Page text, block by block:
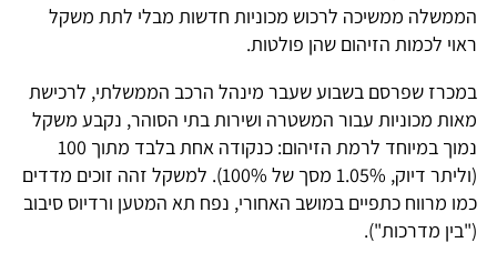
הממשלה ממשיכה לרכוש מכוניות חדשות מבלי לתת משקל
ראוי לכמות הזיהום שהן פולטות.
במכרז שפרסם בשבוע שעבר מינהל הרכב הממשלתי, לרכישת
מאות מכוניות עבור המשטרה ושירות בתי הסוהר, נקבע משקל
נמוך במיוחד לרמת הזיהום: כנקודה אחת בלבד מתוך 100
(וליתר דיוק, 1.05% מסך של 100%). למשקל זהה זוכים מדדים
כמו מרווח כתפיים במושב האחורי, נפח תא המטען ורדיוס סיבוב
("בין מדרכות").